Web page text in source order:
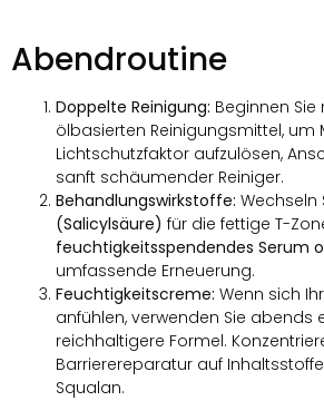
Abendroutine
Doppelte Reinigung: Beginnen
ölbasierten Reinigungsmittel, um
Lichtschutzfaktor aufzulösen,
sanft schäumender Reiniger.
Behandlungswirkstoffe: Wechseln
(Salicylsäure) für die fettige T-
feuchtigkeitsspendendes Serum
umfassende Erneuerung.
Feuchtigkeitscreme: Wenn sich
anfühlen, verwenden Sie abends
reichhaltigere Formel.
Barrierereparatur auf
Squalan.